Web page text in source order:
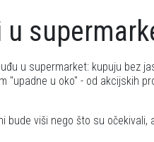
u supermarket: kupuju bez
"upadne u oko" - od akcijskih
bude viši nego što su